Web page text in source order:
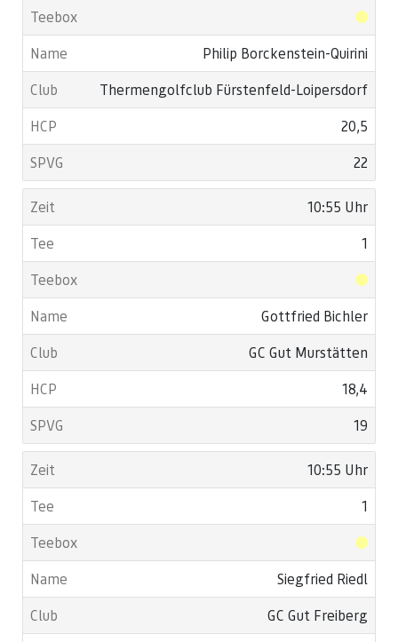
Philip Borckenstein-Quirini
Thermengolfclub Fürstenfeld-Loipersdorf
20,5
22
10:55 Uhr
1
Gottfried Bichler
GC Gut Murstätten
18,4
19
10:55 Uhr
1
Siegfried Riedl
GC Gut Freiberg